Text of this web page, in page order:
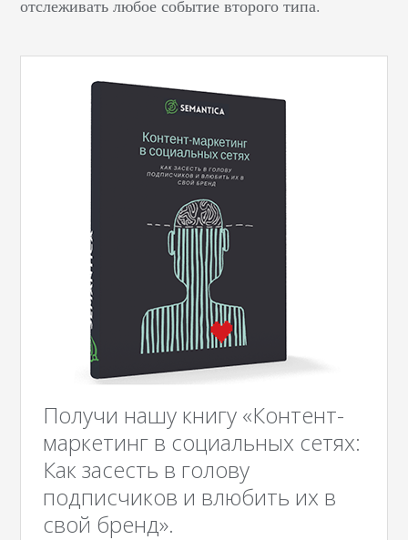
отслеживать любое событие второго типа.
Получи нашу книгу «Контент-
маркетинг в социальных сетях:
Как засесть в голову
подписчиков и влюбить их в
свой бренд».